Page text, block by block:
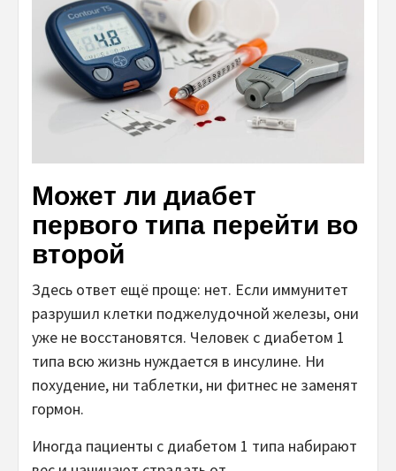
Может ли диабет
первого типа перейти во
второй
Здесь ответ ещё проще: нет. Если иммунитет
разрушил клетки поджелудочной железы, они
уже не восстановятся. Человек с диабетом 1
типа всю жизнь нуждается в инсулине. Ни
похудение, ни таблетки, ни фитнес не заменят
гормон.
Иногда пациенты с диабетом 1 типа набирают